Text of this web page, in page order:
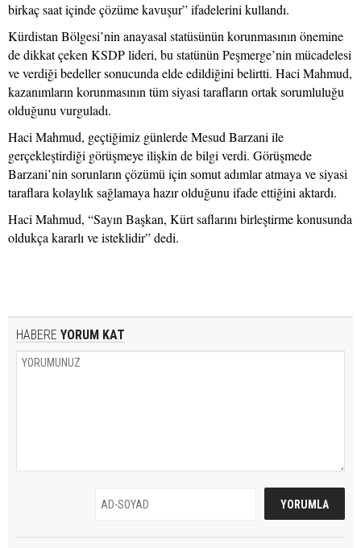
birkaç saat içinde çözüme kavuşur” ifadelerini kullandı.
Kürdistan Bölgesi’nin anayasal statüsünün korunmasının önemine
de dikkat çeken KSDP lideri, bu statünün Peşmerge’nin mücadelesi
ve verdiği bedeller sonucunda elde edildiğini belirtti. Haci Mahmud,
kazanımların korunmasının tüm siyasi tarafların ortak sorumluluğu
olduğunu vurguladı.
Haci Mahmud, geçtiğimiz günlerde Mesud Barzani ile
gerçekleştirdiği görüşmeye ilişkin de bilgi verdi. Görüşmede
Barzani’nin sorunların çözümü için somut adımlar atmaya ve siyasi
taraflara kolaylık sağlamaya hazır olduğunu ifade ettiğini aktardı.
Haci Mahmud, “Sayın Başkan, Kürt saflarını birleştirme konusunda
oldukça kararlı ve isteklidir” dedi.
HABERE YORUM KAT